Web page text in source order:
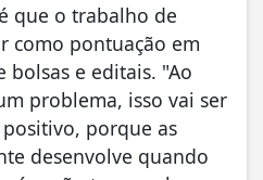
que o trabalho de
como pontuação em
bolsas e editais. "Ao
problema, isso vai ser
porque as
desenvolve quando